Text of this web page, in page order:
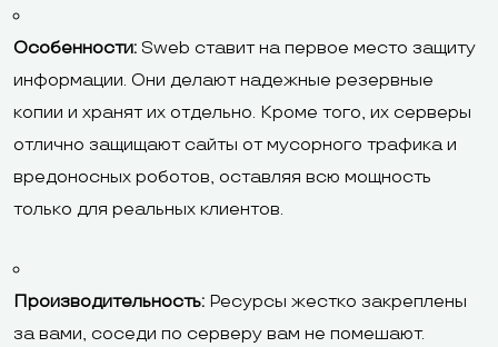
Особенности: Sweb ставит на первое место защиту
информации. Они делают надежные резервные
копии и хранят их отдельно. Кроме того, их серверы
отлично защищают сайты от мусорного трафика и
вредоносных роботов, оставляя всю мощность
только для реальных клиентов.
Производительность: Ресурсы жестко закреплены
за вами, соседи по серверу вам не помешают.